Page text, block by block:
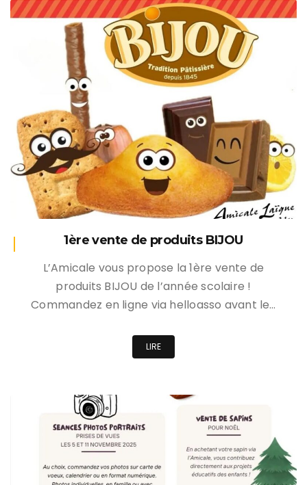
1ère vente de produits BIJOU
L’Amicale vous propose la 1ère vente de
produits BIJOU de l’année scolaire !
Commandez en ligne via helloasso avant le…
LIRE